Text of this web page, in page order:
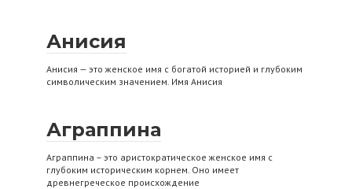
Анисия
Анисия — это женское имя с богатой историей и глубоким
символическим значением. Имя Анисия
Аграппина
Аграппина – это аристократическое женское имя с
глубоким историческим корнем. Оно имеет
древнегреческое происхождение